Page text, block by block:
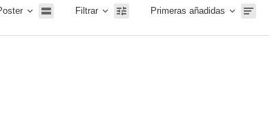
Filtrar Primeras añadidas